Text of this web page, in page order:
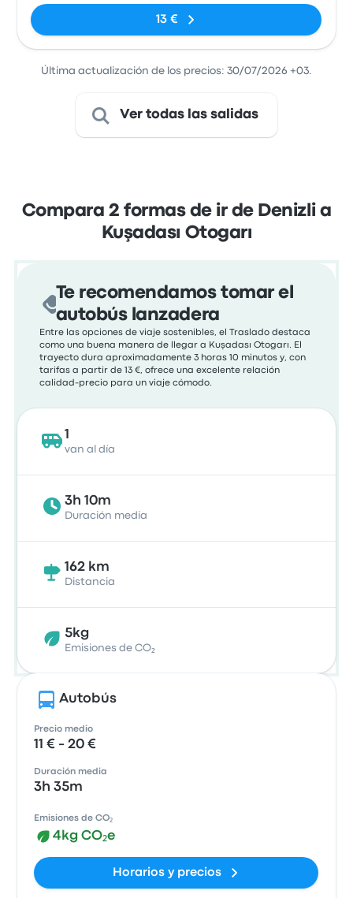
13 €
Última actualización de los precios: 30/07/2026 +03.
Ver todas las salidas
Compara 2 formas de ir de Denizli a
Kuşadası Otogarı
Te recomendamos tomar el
autobús lanzadera
Entre las opciones de viaje sostenibles, el Traslado destaca
como una buena manera de llegar a Kuşadası Otogarı. El
trayecto dura aproximadamente 3 horas 10 minutos y, con
tarifas a partir de 13 €, ofrece una excelente relación
calidad-precio para un viaje cómodo.
1
van al día
3h 10m
Duración media
162 km
Distancia
5kg
Emisiones de CO₂
Autobús
Precio medio
11 € - 20 €
Duración media
3h 35m
Emisiones de CO₂
4kg CO₂e
Horarios y precios